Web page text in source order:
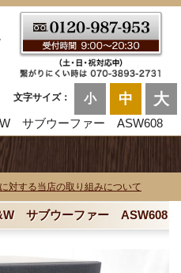
文字サイズ： 小 中 大
サブウーファー ASW608
対する当店の取り組みについて
サブウーファー ASW608